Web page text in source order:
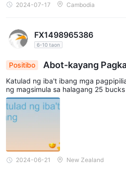
2024-07-17 Cambodia
FX1498965386
6-10 taon
Positibo
Abot-kayang
mga Investments sa
Katulad ng iba't ibang mga
ng magsimula sa halagang 25 bucks
2024-06-21 New Zealand